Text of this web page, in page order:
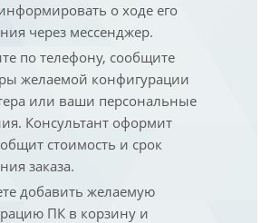
о ходе его
через мессенджер.
по телефону, сообщите
желаемой конфигурации
или ваши персональные
Консультант оформит
стоимость и срок
заказа.
добавить желаемую
ПК в корзину и